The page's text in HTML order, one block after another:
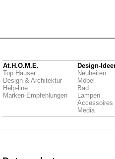
At.H.O.M.E.
Top Häuser
Design & Architektur
Help-line
Marken-Empfehlungen
Design-
Neuheiten
Möbel
Bad
Lampen
Accessoires
Media